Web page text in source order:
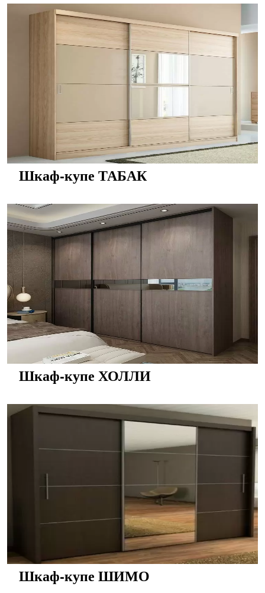
Шкаф-купе ТАБАК
Шкаф-купе ХОЛЛИ
Шкаф-купе ШИМО